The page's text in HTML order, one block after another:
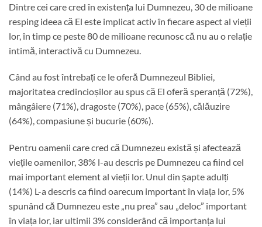
Dintre cei care cred în existența lui Dumnezeu, 30 de milioane
resping ideea că El este implicat activ în fiecare aspect al vieții
lor, în timp ce peste 80 de milioane recunosc că nu au o relație
intimă, interactivă cu Dumnezeu.
Când au fost întrebați ce le oferă Dumnezeul Bibliei,
majoritatea credincioșilor au spus că El oferă speranță (72%),
mângâiere (71%), dragoste (70%), pace (65%), călăuzire
(64%), compasiune și bucurie (60%).
Pentru oamenii care cred că Dumnezeu există și afectează
viețile oamenilor, 38% l-au descris pe Dumnezeu ca fiind cel
mai important element al vieții lor. Unul din șapte adulți
(14%) L-a descris ca fiind oarecum important în viața lor, 5%
spunând că Dumnezeu este „nu prea” sau „deloc” important
în viața lor, iar ultimii 3% considerând că importanța lui